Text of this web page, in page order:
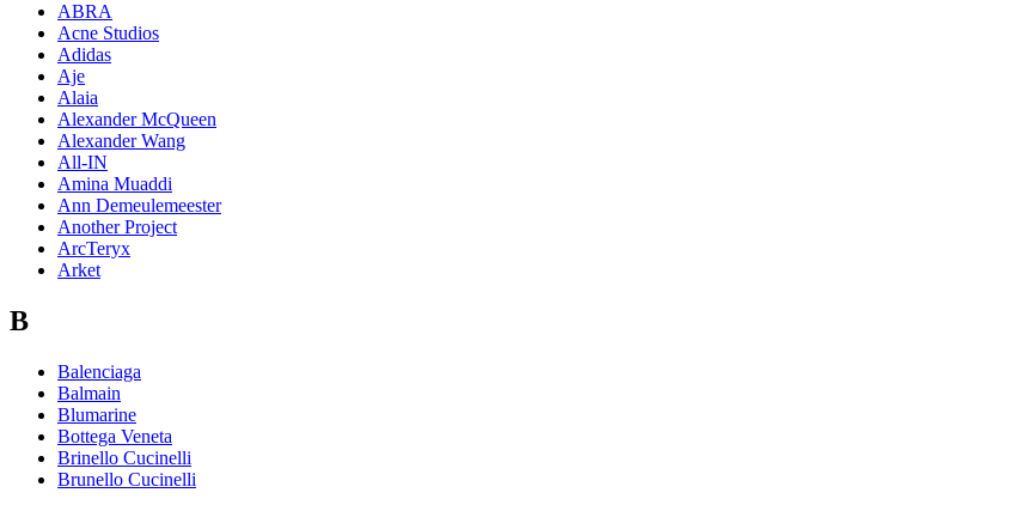
ABRA
Acne Studios
Adidas
Aje
Alaia
Alexander McQueen
Alexander Wang
All-IN
Amina Muaddi
Ann Demeulemeester
Another Project
ArcTeryx
Arket
B
Balenciaga
Balmain
Blumarine
Bottega Veneta
Brinello Cucinelli
Brunello Cucinelli